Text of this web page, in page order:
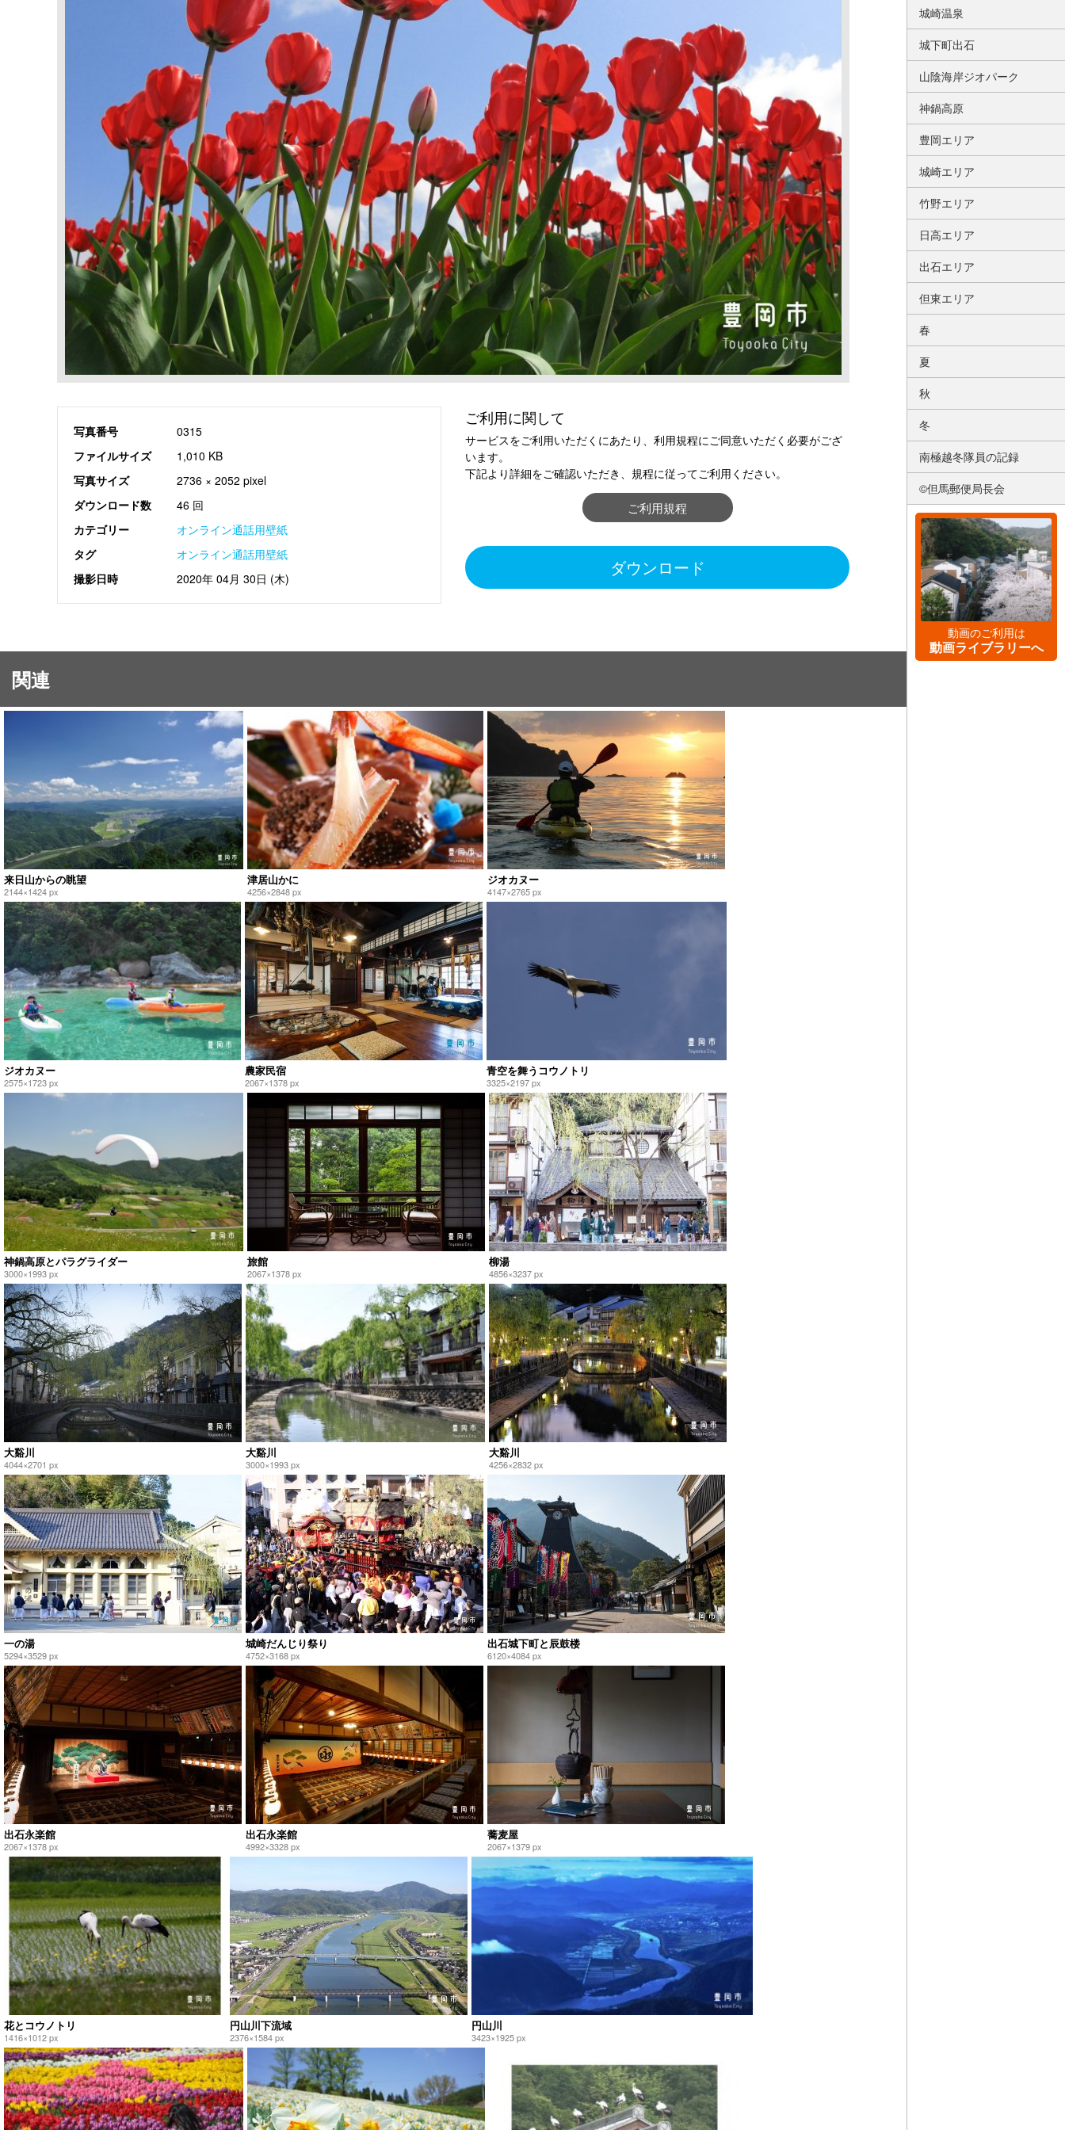
写真番号
0315
ファイルサイズ
1,010 KB
写真サイズ
2736 × 2052 pixel
ダウンロード数
46 回
カテゴリー
オンライン通話用壁紙
タグ
オンライン通話用壁紙
撮影日時
2020年 04月 30日 (木)
ご利用に関して
サービスをご利用いただくにあたり、利用規程にご同意いただく必要がござ
います。
下記より詳細をご確認いただき、規程に従ってご利用ください。
ご利用規程
ダウンロード
関連
来日山からの眺望
2144×1424 px
津居山かに
4256×2848 px
ジオカヌー
4147×2765 px
ジオカヌー
2575×1723 px
農家民宿
2067×1378 px
青空を舞うコウノトリ
3325×2197 px
神鍋高原とパラグライダー
3000×1993 px
旅館
2067×1378 px
柳湯
4856×3237 px
大谿川
4044×2701 px
大谿川
3000×1993 px
大谿川
4256×2832 px
一の湯
5294×3529 px
城崎だんじり祭り
4752×3168 px
出石城下町と辰鼓楼
6120×4084 px
出石永楽館
2067×1378 px
出石永楽館
4992×3328 px
蕎麦屋
2067×1379 px
花とコウノトリ
1416×1012 px
円山川下流域
2376×1584 px
円山川
3423×1925 px
城崎温泉
城下町出石
山陰海岸ジオパーク
神鍋高原
豊岡エリア
城崎エリア
竹野エリア
日高エリア
出石エリア
但東エリア
春
夏
秋
冬
南極越冬隊員の記録
©但馬郵便局長会
動画のご利用は
動画ライブラリーへ